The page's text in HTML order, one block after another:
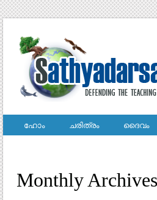
ഹോം ചരിത്രം ദൈവം
Monthly